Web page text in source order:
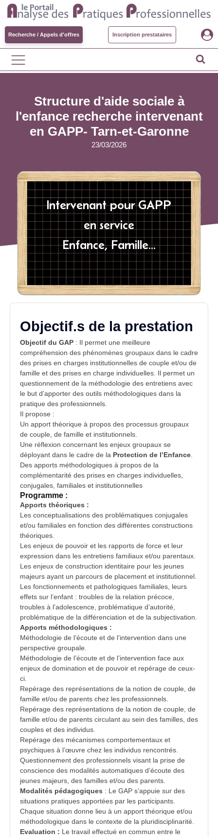
Recherche / Appels d'offres Inscription prestataires
Structure d'aide sociale à
l'enfance recherche intervenant
en GAPP- Tarn-et-Garonne
23/03/2026
Intervenant pour GAPP
en service
Enfance, Famille...
Objectif.s de la prestation
Objectif du GAP : Il permet une meilleure
compréhension des phénomènes groupaux dans le cadre
des prises en charges institutionnelles de couple et/ou de
famille et des prises en charge individuelles. Il permet un
questionnement de la méthodologie des entretiens avec
le but d’apporter des outils méthodologiques dans la
pratique des professionnels.
Il propose :
Un apport théorique à propos des processus groupaux
de couple, de famille et institutionnels.
Une réflexion concernant les enjeux groupaux se
déployant dans le cadre de la Protection de l’Enfance
Des apports méthodologiques à propos de la
complémentarité des prises en charges individuelles,
conjugales, familiales et institutionnelles
Programme :
Apports théoriques :
Les conceptualisations des problématiques conjugales
et/ou familiales en fonction des différentes constructions
théoriques.
Les enjeux de pouvoir et les rapports de force et leur
expression dans les entretiens familiaux et/ou parentaux.
Les enjeux de construction identitaire pour les jeunes
majeurs ayant un parcours de placement et institutionnel.
Les fonctionnements et pathologiques familiales, leurs
effets sur l’enfant : troubles de la relation précoce,
troubles à l’adolescence, problématique d’autorité,
problématique de la différenciation et de la subjectivation.
Apports méthodologiques :
Méthodologie de l’écoute et de l’intervention dans une
perspective groupale.
Méthodologie de l’écoute et de l’intervention face aux
enjeux de domination et de pouvoir et repérage de ceux-
ci.
Repérage des représentations de la notion de couple, de
famille et/ou de parents chez les professionnels.
Repérage des représentations de la notion de couple, de
famille et/ou de parents circulant au sein des familles , des
couples et des individus.
Repérage des mécanismes comportementaux et
psychiques à l’œuvre chez les individus rencontrés.
Questionnement des professionnels visant la prise de
conscience des modalités automatiques d’écoute des
jeunes majeurs, des familles et/ou des parents.
Modalités pédagogiques : Le GAP s’appuie sur des
situations pratiques apportées par les participants.
Chaque situation donne lieu à un apport théorique et/ou
méthodologique dans le contexte de la pluridisciplinarité.
Evaluation : Le travail effectué en commun entre le